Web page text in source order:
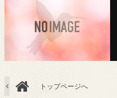
トップページへ